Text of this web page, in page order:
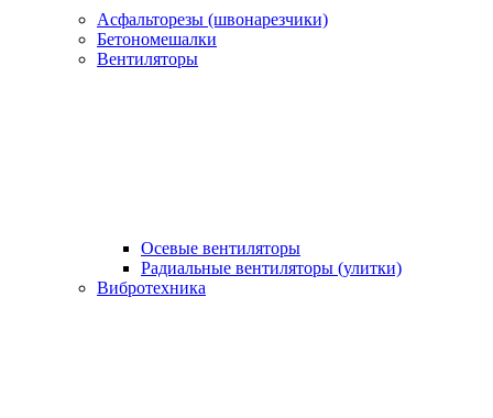
Асфальторезы (швонарезчики)
Бетономешалки
Вентиляторы
Осевые вентиляторы
Радиальные вентиляторы (улитки)
Вибротехника